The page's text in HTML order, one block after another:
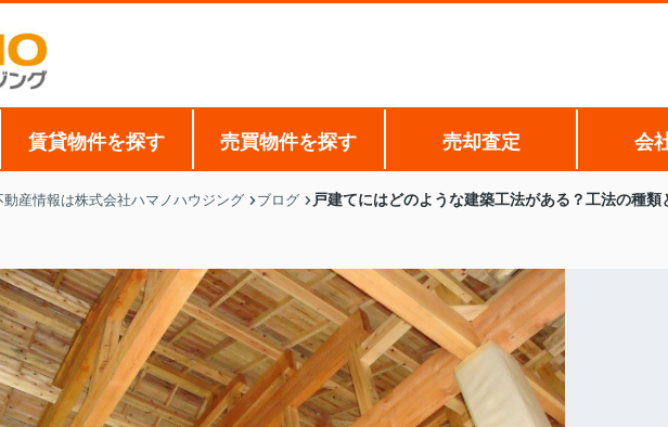
賃貸物件を探す 売買物件を探す 売却査定 会
産情報は株式会社ハマノハウジング ブログ 戸建てにはどのような建築工法がある？工法の種